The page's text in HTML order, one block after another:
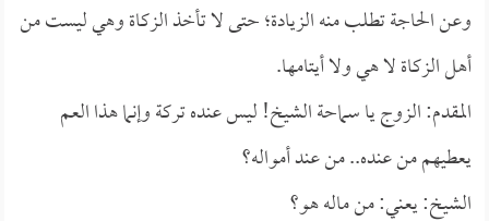
وعن الحاجة تطلب منه الزيادة؛ حتى لا تأخذ الزكاة وهي ليست من
أهل الزكاة لا هي ولا أيتامها.
المقدم: الزوج يا سماحة الشيخ! ليس عنده تركة وإنما هذا العم
يعطيهم من عنده.. من عند أمواله؟
الشيخ: يعني: من ماله هو؟